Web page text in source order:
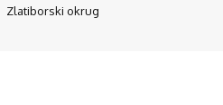
Zlatiborski okrug